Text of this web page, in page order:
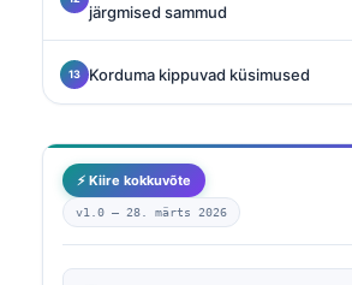
järgmised sammud
Korduma kippuvad küsimused
⚡ Kiire kokkuvõte
v1.0 — 28. märts 2026